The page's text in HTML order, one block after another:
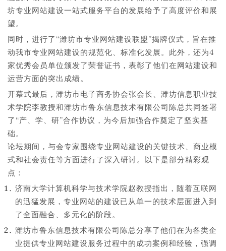
坊专业网站建设一站式服务平台的发展给予了高度评价和展
望。
同时，进行了“潍坊市专业网站建设联盟”揭牌仪式，旨在推
动我市专业网站建设的规范化、标准化发展。此外，还为4
家优秀会员单位颁发了荣誉证书，表彰了他们在网站建设和
运营方面的突出成绩。
开幕式最后，潍坊市电子商务协会张会长、潍坊信息职业技
术学院李教授和潍坊市鲁东信息技术有限公司陈总共同签署
了“产、学、研”合作协议，为今后加强合作奠定了坚实基
础。
论坛期间，与会专家围绕专业网站建设的关键技术、商业模
式和社会责任等方面进行了深入研讨。以下是部分精彩观
点：
济南大学计算机科学与技术学院赵教授指出，随着互联网
的迅猛发展，专业网站的建设已从单一的技术层面进入到
了全面融合、多元化的阶段。
潍坊市鲁东信息技术有限公司陈总分享了他们在为各类企
业提供专业网站建设服务过程中的成功案例和经验，强调